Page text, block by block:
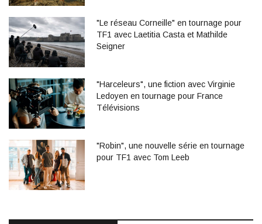
"Le réseau Corneille" en tournage pour
TF1 avec Laetitia Casta et Mathilde
Seigner
"Harceleurs", une fiction avec Virginie
Ledoyen en tournage pour France
Télévisions
"Robin", une nouvelle série en tournage
pour TF1 avec Tom Leeb